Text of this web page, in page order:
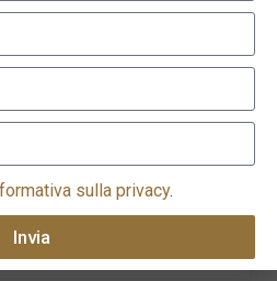
Asset Management
Italia
sulla privacy.
Invia